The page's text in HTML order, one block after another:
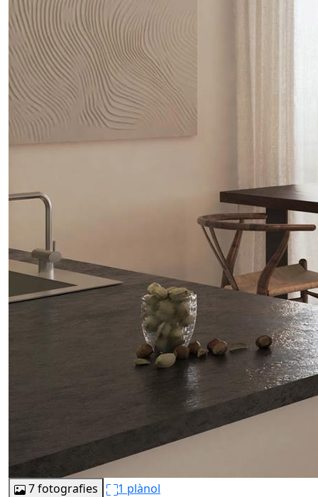
7 fotografies
1 plànol